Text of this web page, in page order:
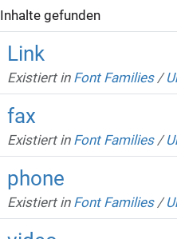
Inhalte gefunden
Link
Existiert in Font Families /
fax
Existiert in Font Families /
phone
Existiert in Font Families /